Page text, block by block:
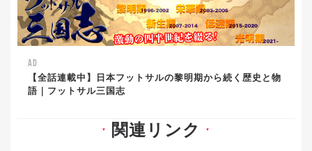
AD
【全話連載中】日本フットサルの黎明期から続く歴史と物
語｜フットサル三国志
▼ 関連リンク ▼